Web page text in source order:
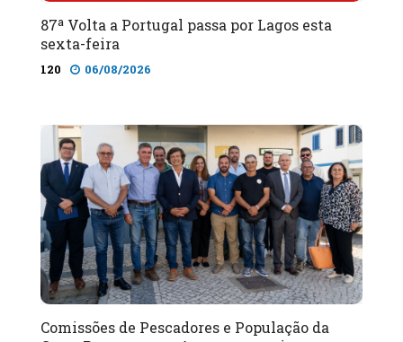
87ª Volta a Portugal passa por Lagos esta
sexta-feira
120 06/08/2026
Comissões de Pescadores e População da